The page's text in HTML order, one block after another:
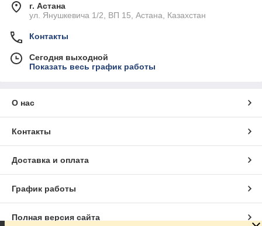
г. Астана
ул. Янушкевича 1/2, ВП 15, Астана, Казахстан
Контакты
Сегодня выходной
Показать весь график работы
О нас
Контакты
Доставка и оплата
График работы
Полная версия сайта